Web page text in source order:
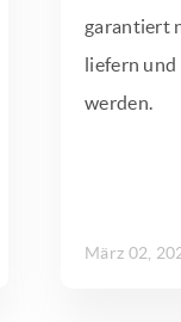
garantiert
liefern und
werden.
März 02,